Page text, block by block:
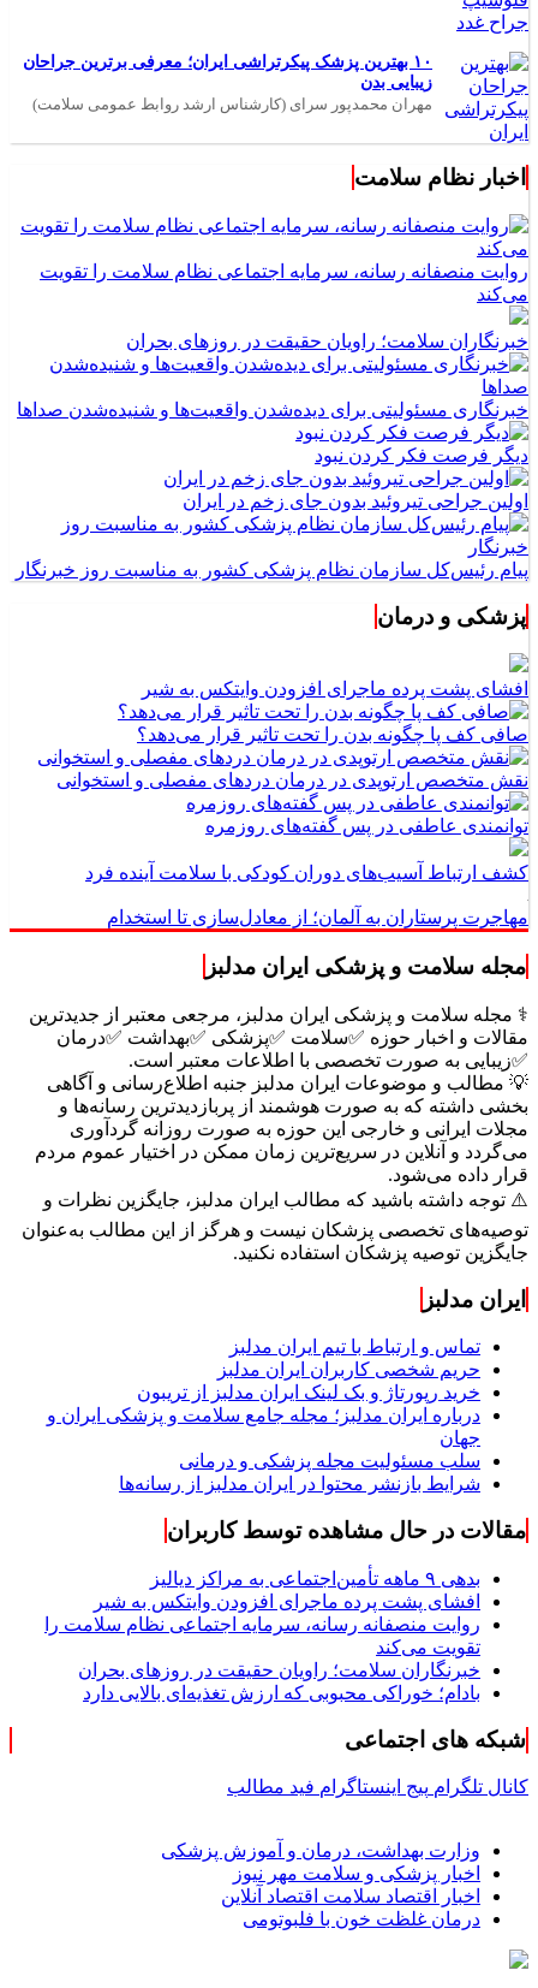
۱۰ بهترین پزشک پیکرتراشی ایران؛ معرفی برترین جراحان
زیبایی بدن
مهران محمدپور سرای (کارشناس ارشد روابط عمومی سلامت)
اخبار نظام سلامت
روایت منصفانه رسانه، سرمایه اجتماعی نظام سلامت را تقویت
می‌کند
خبرنگاران سلامت؛ راویان حقیقت در روزهای بحران
خبرنگاری مسئولیتی برای دیده‌شدن واقعیت‌ها و شنیده‌شدن صداها
دیگر فرصت فکر کردن نبود
اولین جراحی تیروئید بدون جای زخم در ایران
پیام رئیس‌کل سازمان نظام پزشکی کشور به مناسبت روز خبرنگار
پزشکی و درمان
افشای پشت پرده ماجرای افزودن وایتکس به شیر
صافی کف پا چگونه بدن را تحت تاثیر قرار می‌دهد؟
نقش متخصص ارتوپدی در درمان دردهای مفصلی و استخوانی
توانمندی عاطفی در پس گفته‌های روزمره
کشف ارتباط آسیب‌های دوران کودکی با سلامت آینده فرد
مهاجرت پرستاران به آلمان؛ از معادل‌سازی تا استخدام
مجله سلامت و پزشکی ایران مدلبز
⚕️ مجله سلامت و پزشکی ایران مدلبز، مرجعی معتبر از جدیدترین
مقالات و اخبار حوزه ✅سلامت ✅پزشکی ✅بهداشت ✅درمان
✅زیبایی به صورت تخصصی با اطلاعات معتبر است.
💡 مطالب و موضوعات ایران مدلبز جنبه اطلاع‌رسانی و آگاهی
بخشی داشته که به صورت هوشمند از پربازدیدترین رسانه‌ها و
مجلات ایرانی و خارجی این حوزه به صورت روزانه گردآوری
می‌گردد و آنلاین در سریع‌ترین زمان ممکن در اختیار عموم مردم
قرار داده می‌شود.
⚠️ توجه داشته باشید که مطالب ایران مدلبز، جایگزین نظرات و
توصیه‌های تخصصی پزشکان نیست و هرگز از این مطالب به‌عنوان
جایگزین توصیه پزشکان استفاده نکنید.
ایران مدلبز
تماس و ارتباط با تیم ایران مدلبز
حریم شخصی کاربران ایران مدلبز
خرید رپورتاژ و بک لینک ایران مدلبز از تریبون
درباره ایران مدلبز؛ مجله جامع سلامت و پزشکی ایران و
جهان
سلب مسئولیت مجله پزشکی و درمانی
شرایط بازنشر محتوا در ایران مدلبز از رسانه‌ها
مقالات در حال مشاهده توسط کاربران
بدهی ۹ ماهه تأمین‌اجتماعی به مراکز دیالیز
افشای پشت پرده ماجرای افزودن وایتکس به شیر
روایت منصفانه رسانه، سرمایه اجتماعی نظام سلامت را
تقویت می‌کند
خبرنگاران سلامت؛ راویان حقیقت در روزهای بحران
بادام؛ خوراکی محبوبی که ارزش تغذیه‌ای بالایی دارد
شبکه های اجتماعی
کانال تلگرام پیج اینستاگرام فید مطالب
وزارت بهداشت، درمان و آموزش پزشکی
اخبار پزشکی و سلامت مهر نیوز
اخبار اقتصاد سلامت اقتصاد آنلاین
درمان غلظت خون با فلبوتومی